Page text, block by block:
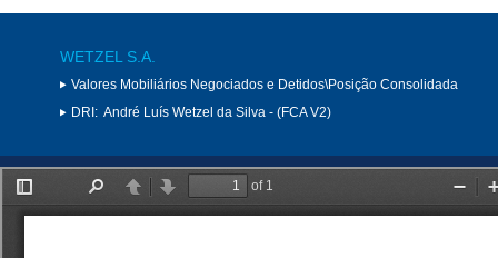
WETZEL S.A.
Valores Mobiliários Negociados e Detidos\Posição Consolidada
DRI: André Luís Wetzel da Silva - (FCA V2)